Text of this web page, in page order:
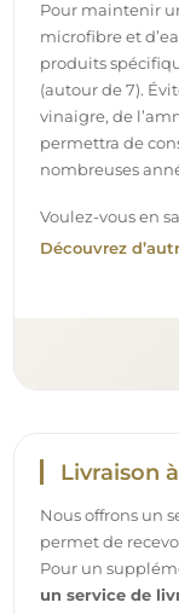
Nous offrons un
permet de
Pour un
un service de
le colis
dimensions
demandé une
Si vous ne
Pour rendre le